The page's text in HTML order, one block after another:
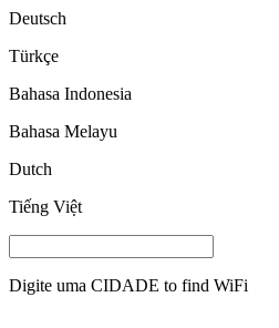
Deutsch
Türkçe
Bahasa Indonesia
Bahasa Melayu
Dutch
Tiếng Việt
Digite uma CIDADE to find WiFi